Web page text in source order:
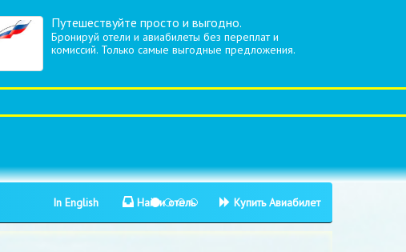
Путешествуйте просто и выгодно.
Бронируй отели и авиабилеты без переплат и
комиссий. Только самые выгодные предложения.
In English Найти отель Купить Авиабилет